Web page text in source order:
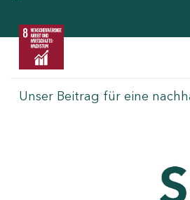
Unser Beitrag für eine